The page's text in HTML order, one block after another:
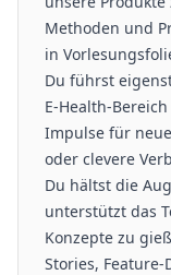
Methoden und
in
Du führst
E-Health-
Impulse für
oder clevere
Du hältst die
unterstützt das
Konzepte zu
Stories,